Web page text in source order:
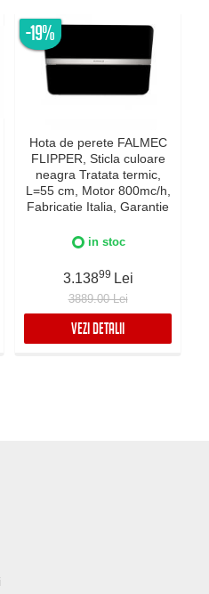
-19%
Hota de perete FALMEC
FLIPPER, Sticla culoare
neagra Tratata termic,
L=55 cm, Motor 800mc/h,
Fabricatie Italia, Garantie
si Dimabila, Inox AISI 304
in stoc
3.13899 Lei
3889.00 Lei
VEZI DETALII